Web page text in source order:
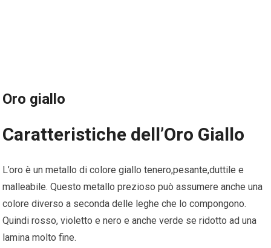
Oro giallo
Caratteristiche dell’Oro Giallo
L’oro è un metallo di colore giallo tenero,pesante,duttile e
malleabile. Questo metallo prezioso può assumere anche una
colore diverso a seconda delle leghe che lo compongono.
Quindi rosso, violetto e nero e anche verde se ridotto ad una
lamina molto fine.